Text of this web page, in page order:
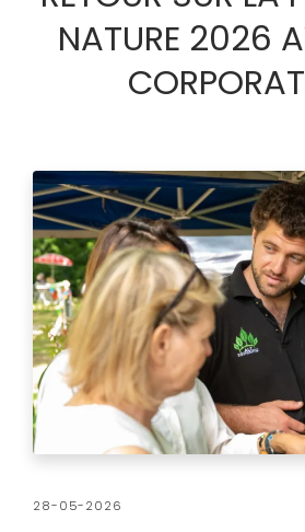
NATURE 2026
28-05-2026